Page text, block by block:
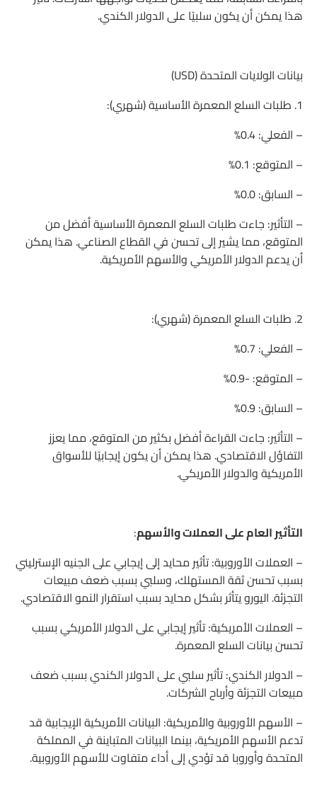
هذا يمكن أن يكون سلبيًا على الدولار الكندي.
بيانات الولايات المتحدة (USD)
1. طلبات السلع المعمرة الأساسية (شهري):
– الفعلي: 0.4%
– المتوقع: 0.1%
– السابق: 0.0%
– التأثير: جاءت طلبات السلع المعمرة الأساسية أفضل من
المتوقع، مما يشير إلى تحسن في القطاع الصناعي. هذا يمكن
أن يدعم الدولار الأمريكي والأسهم الأمريكية.
2. طلبات السلع المعمرة (شهري):
– الفعلي: 0.7%
– المتوقع: -0.9%
– السابق: 0.9%
– التأثير: جاءت القراءة أفضل بكثير من المتوقع، مما يعزز
التفاؤل الاقتصادي. هذا يمكن أن يكون إيجابيًا للأسواق
الأمريكية والدولار الأمريكي.
التأثير العام على العملات والأسهم:
– العملات الأوروبية: تأثير محايد إلى إيجابي على الجنيه الإسترليني
بسبب تحسن ثقة المستهلك، وسلبي بسبب ضعف مبيعات
التجزئة. اليورو يتأثر بشكل محايد بسبب استقرار النمو الاقتصادي.
– العملات الأمريكية: تأثير إيجابي على الدولار الأمريكي بسبب
تحسن بيانات السلع المعمرة.
– الدولار الكندي: تأثير سلبي على الدولار الكندي بسبب ضعف
مبيعات التجزئة وأرباح الشركات.
– الأسهم الأوروبية والأمريكية: البيانات الأمريكية الإيجابية قد
تدعم الأسهم الأمريكية، بينما البيانات المتباينة في المملكة
المتحدة وأوروبا قد تؤدي إلى أداء متفاوت للأسهم الأوروبية.